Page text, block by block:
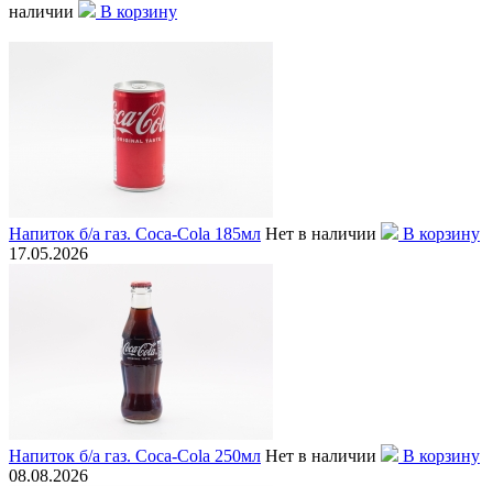
наличии
В корзину
Напиток б/а газ. Coca-Cola 185мл Нет в наличии
В корзину
17.05.2026
Напиток б/а газ. Coca-Cola 250мл Нет в наличии
В корзину
08.08.2026